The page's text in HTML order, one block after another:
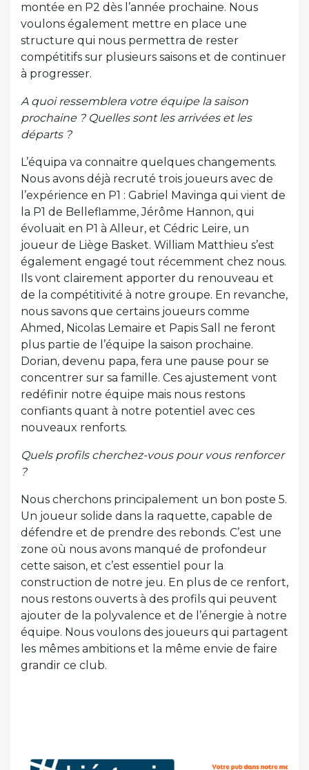
montée en P2 dès l’année prochaine. Nous
voulons également mettre en place une
structure qui nous permettra de rester
compétitifs sur plusieurs saisons et de continuer
à progresser.
A quoi ressemblera votre équipe la saison
prochaine ? Quelles sont les arrivées et les
départs ?
L’équipa va connaitre quelques changements.
Nous avons déjà recruté trois joueurs avec de
l’expérience en P1 : Gabriel Mavinga qui vient de
la P1 de Belleflamme, Jérôme Hannon, qui
évoluait en P1 à Alleur, et Cédric Leire, un
joueur de Liège Basket. William Matthieu s’est
également engagé tout récemment chez nous.
Ils vont clairement apporter du renouveau et
de la compétitivité à notre groupe. En revanche,
nous savons que certains joueurs comme
Ahmed, Nicolas Lemaire et Papis Sall ne feront
plus partie de l’équipe la saison prochaine.
Dorian, devenu papa, fera une pause pour se
concentrer sur sa famille. Ces ajustement vont
redéfinir notre équipe mais nous restons
confiants quant à notre potentiel avec ces
nouveaux renforts.
Quels profils cherchez-vous pour vous renforcer
?
Nous cherchons principalement un bon poste 5.
Un joueur solide dans la raquette, capable de
défendre et de prendre des rebonds. C’est une
zone où nous avons manqué de profondeur
cette saison, et c’est essentiel pour la
construction de notre jeu. En plus de ce renfort,
nous restons ouverts à des profils qui peuvent
ajouter de la polyvalence et de l’énergie à notre
équipe. Nous voulons des joueurs qui partagent
les mêmes ambitions et la même envie de faire
grandir ce club.